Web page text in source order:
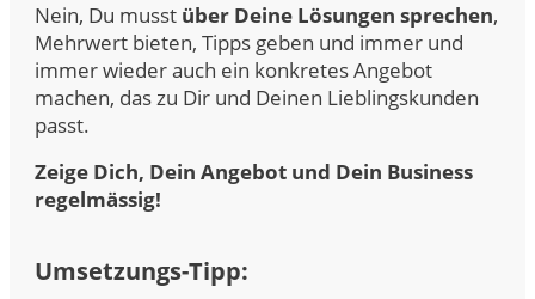
Nein, Du musst über Deine Lösungen sprechen,
Mehrwert bieten, Tipps geben und immer und
immer wieder auch ein konkretes Angebot
machen, das zu Dir und Deinen Lieblingskunden
passt.
Zeige Dich, Dein Angebot und Dein Business
regelmässig!
Umsetzungs-Tipp: